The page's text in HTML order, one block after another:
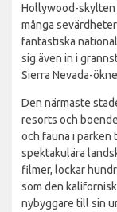
Hollywood-skylten
många
fantastiska
sig även in i
Sierra Nevada-
Den närmaste
resorts och
och fauna i parken
spektakulära
filmer, lockar
som den
nybyggare till sin